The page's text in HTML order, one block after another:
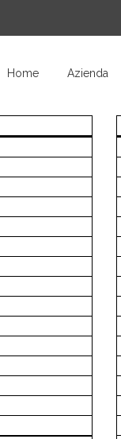
Home Azienda